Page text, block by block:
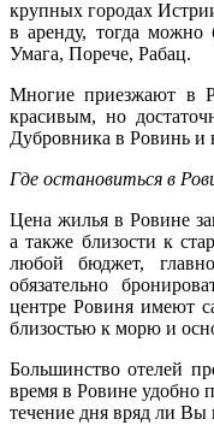
крупных городах
в аренду, тогда можно
Умага, Порече, Рабац.
Многие приезжают в
красивым, но
Дубровника в Ровинь и
Где остановиться в
Цена жилья в Ровине
а также близости к
любой бюджет,
обязательно
центре Ровиня имеют
близостью к морю и
Большинство отелей
время в Ровине удобно
течение дня вряд ли Вы